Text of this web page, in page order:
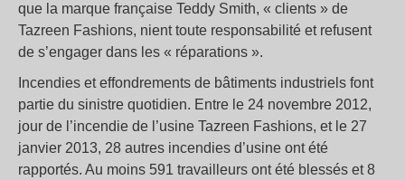
que la marque française Teddy Smith, « clients » de
Tazreen Fashions, nient toute responsabilité et refusent
de s’engager dans les « réparations ».
Incendies et effondrements de bâtiments industriels font
partie du sinistre quotidien. Entre le 24 novembre 2012,
jour de l’incendie de l’usine Tazreen Fashions, et le 27
janvier 2013, 28 autres incendies d’usine ont été
rapportés. Au moins 591 travailleurs ont été blessés et 8